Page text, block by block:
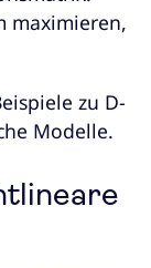
maximieren,
zu D-
Modelle.